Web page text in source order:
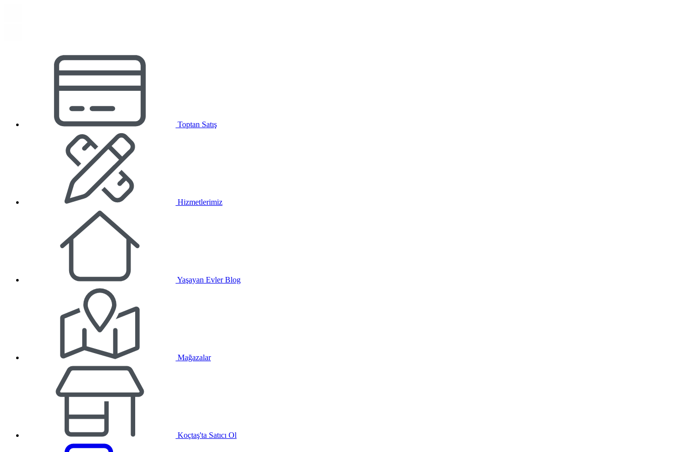
Toptan Satış
Hizmetlerimiz
Yaşayan Evler Blog
Mağazalar
Koçtaş'ta Satıcı Ol